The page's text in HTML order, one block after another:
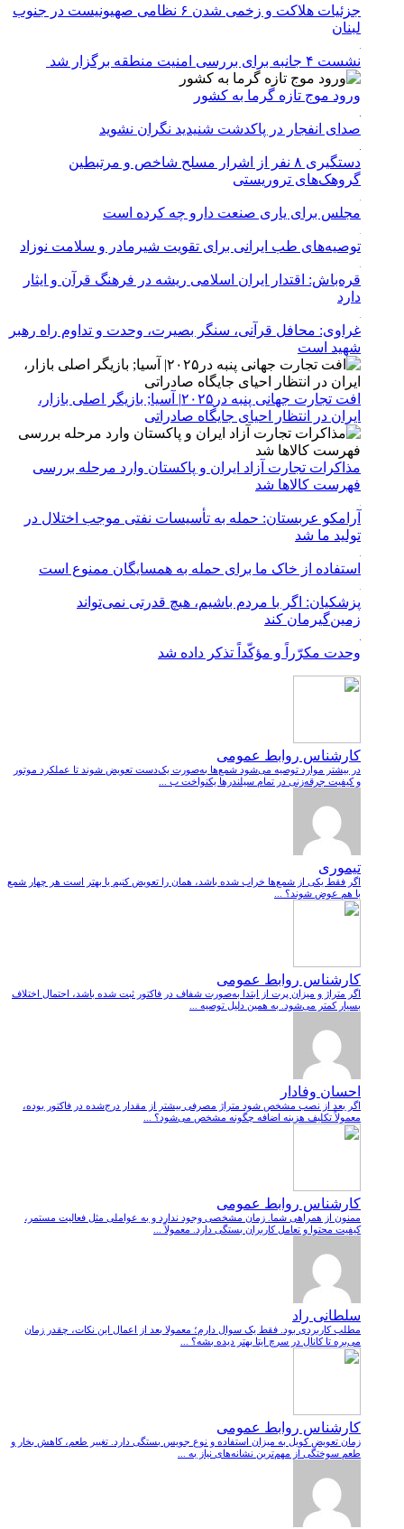
جزئیات هلاکت و زخمی شدن ۶ نظامی صهیونیست در جنوب
لبنان
نشست ۴ جانبه برای بررسی امنیت منطقه برگزار شد
ورود موج تازه گرما به کشور
صدای انفجار در پاکدشت شنیدید نگران نشوید
دستگیری ۸ نفر از اشرار مسلح شاخص و مرتبطین
گروهک‌های تروریستی
مجلس برای یاری صنعت دارو چه کرده است
توصیه‌های طب ایرانی برای تقویت شیرمادر و سلامت نوزاد
قره‌باش: اقتدار ایران اسلامی ریشه در فرهنگ قرآن و ایثار
دارد
غراوی: محافل قرآنی، سنگر بصیرت، وحدت و تداوم راه رهبر
شهید است
افت تجارت جهانی پنبه در۲۰۲۵| آسیا; بازیگر اصلی بازار،
ایران در انتظار احیای جایگاه صادراتی
مذاکرات تجارت آزاد ایران و پاکستان وارد مرحله بررسی
فهرست کالاها شد
آرامکو عربستان: حمله به تأسیسات نفتی موجب اختلال در
تولید ما شد
استفاده از خاک ما برای حمله به همسایگان ممنوع است
پزشکیان: اگر با مردم باشیم، هیچ قدرتی نمی‌تواند
زمین‌گیرمان کند
وحدت مکرّراً و مؤکّداً تذکر داده شد
کارشناس روابط عمومی
در بیشتر موارد توصیه می‌شود شمع‌ها به‌صورت یک‌دست تعویض شوند تا عملکرد موتور
و کیفیت جرقه‌زنی در تمام سیلندرها یکنواخت ب ...
تیموری
اگر فقط یکی از شمع‌ها خراب شده باشد، همان را تعویض کنیم یا بهتر است هر چهار شمع
با هم عوض شوند؟ ...
کارشناس روابط عمومی
اگر متراژ و میزان پرت از ابتدا به‌صورت شفاف در فاکتور ثبت شده باشد، احتمال اختلاف
بسیار کمتر می‌شود. به همین دلیل توصیه ...
احسان وفادار
اگر بعد از نصب مشخص شود متراژ مصرفی بیشتر از مقدار درج‌شده در فاکتور بوده،
معمولاً تکلیف هزینه اضافه چگونه مشخص می‌شود؟ ...
کارشناس روابط عمومی
ممنون از همراهی شما. زمان مشخصی وجود ندارد و به عواملی مثل فعالیت مستمر،
کیفیت محتوا و تعامل کاربران بستگی دارد. معمولاً ...
سلطانی راد
مطلب کاربردی بود. فقط یک سوال دارم؛ معمولا بعد از اعمال این نکات، چقدر زمان
می‌بره تا کانال در سرچ ایتا بهتر دیده بشه؟ ...
کارشناس روابط عمومی
زمان تعویض کویل به میزان استفاده و نوع جویس بستگی دارد. تغییر طعم، کاهش بخار و
طعم سوختگی از مهم‌ترین نشانه‌های نیاز به ...